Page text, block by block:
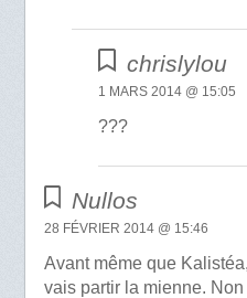
chrislylou
1 MARS 2014 @ 15:05
???
Nullos
28 FÉVRIER 2014 @ 15:46
Avant même que
vais partir la mienne.